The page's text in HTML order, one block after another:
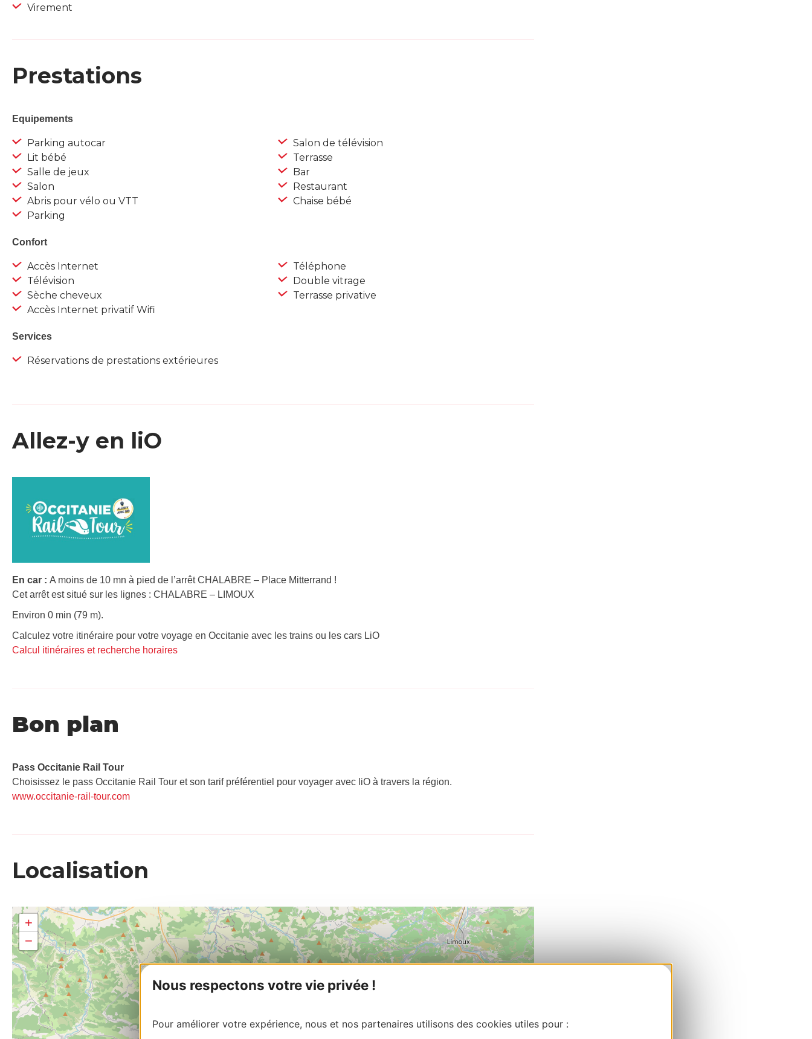
Nous respectons votre vie privée !
Pour améliorer votre expérience, nous et nos partenaires utilisons des cookies utiles pour :
Virement
Prestations
Equipements
Parking autocar
Lit bébé
Salle de jeux
Salon
Abris pour vélo ou VTT
Parking
Salon de télévision
Terrasse
Bar
Restaurant
Chaise bébé
Confort
Accès Internet
Télévision
Sèche cheveux
Accès Internet privatif Wifi
Téléphone
Double vitrage
Terrasse privative
Services
Réservations de prestations extérieures
Allez-y en liO
En car : A moins de 10 mn à pied de l’arrêt CHALABRE – Place Mitterrand !
Cet arrêt est situé sur les lignes : CHALABRE – LIMOUX
Environ 0 min (79 m).
Calculez votre itinéraire pour votre voyage en Occitanie avec les trains ou les cars LiO
Calcul itinéraires et recherche horaires
Bon plan
Pass Occitanie Rail Tour​
Choisissez le pass Occitanie Rail Tour et son tarif préférentiel pour voyager avec liO à travers la région.
www.occitanie-rail-tour.com
Localisation
+
−